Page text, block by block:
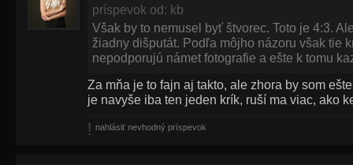
príspevok od: kb
Však by to nemusel byť štvorec. Toto je 4:3.
žiadny dišputát. Podľa môjho názoru však tie
nepodporujú námet fotografie a ešte k tomu
Za mňa je to fajn aj takto, ale zhora by som
je navyše iba ten jeden krík, ruší ma viac, ako
nahlásiť nevhodný príspevok